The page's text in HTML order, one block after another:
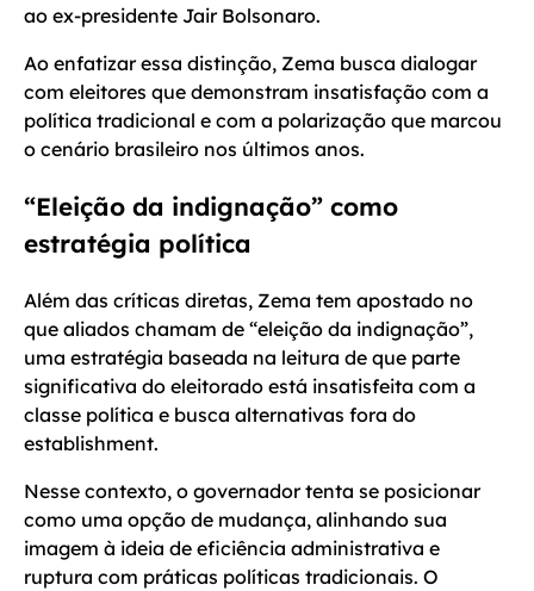
ao ex-presidente Jair Bolsonaro.
Ao enfatizar essa distinção, Zema busca dialogar
com eleitores que demonstram insatisfação com a
política tradicional e com a polarização que marcou
o cenário brasileiro nos últimos anos.
“Eleição da indignação” como
estratégia política
Além das críticas diretas, Zema tem apostado no
que aliados chamam de “eleição da indignação”,
uma estratégia baseada na leitura de que parte
significativa do eleitorado está insatisfeita com a
classe política e busca alternativas fora do
establishment.
Nesse contexto, o governador tenta se posicionar
como uma opção de mudança, alinhando sua
imagem à ideia de eficiência administrativa e
ruptura com práticas políticas tradicionais. O